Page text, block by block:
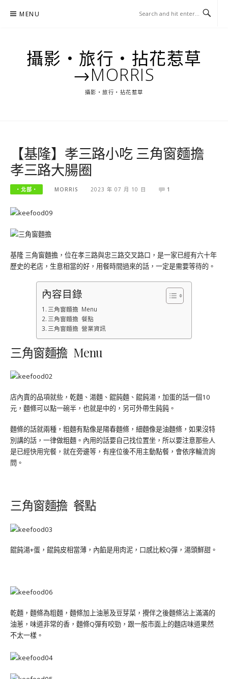
MENU
攝影‧旅行‧拈花惹草
→MORRIS
攝影‧旅行‧拈花惹草
【基隆】孝三路小吃 三角窗麵擔
孝三路大腸圈
‧北部‧ MORRIS 2023 年 07 月 10 日 1
基隆 三角窗麵擔，位在孝三路與忠三路交叉路口，是一家已經有六十年
歷史的老店，生意相當的好，用餐時間過來的話，一定是需要等待的。
內容目錄
三角窗麵擔 Menu
三角窗麵擔 餐點
三角窗麵擔 營業資訊
三角窗麵擔 Menu
店內賣的品項就些，乾麵、湯麵、餛飩麵、餛飩湯，加蛋的話一個10
元，麵條可以點一碗半，也就是中的，另可外帶生飩飩。
麵條的話就兩種，粗麵有點像是陽春麵條，細麵像是油麵條，如果沒特
別講的話，一律做粗麵。內用的話要自己找位置坐，所以要注意那些人
是已經快用完餐，就在旁邊等，有座位後不用主動點餐，會依序輪流詢
問。
三角窗麵擔 餐點
餛飩湯+蛋，餛飩皮相當薄，內餡是用肉泥，口感比較Q彈，湯頭鮮甜。
乾麵，麵條為粗麵，麵條加上油蔥及豆芽菜，攪伴之後麵條沾上滿滿的
油蔥，味道非常的香，麵條Q彈有咬勁，跟一般市面上的麵店味道果然
不太一樣。